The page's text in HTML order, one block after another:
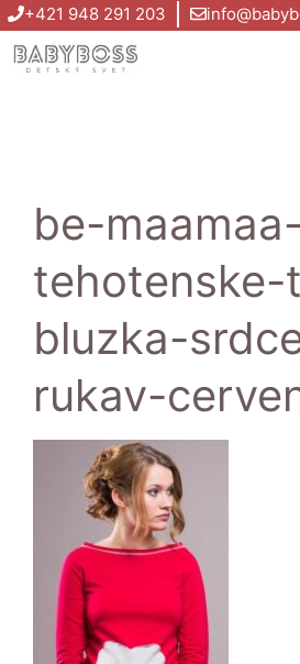
Preskočiť
na
obsah
+421 948 291 203
be-maamaa-
bluzka-
rukav-